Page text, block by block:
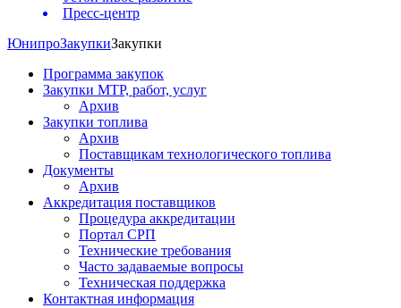
Пресс-центр
ЮнипроЗакупкиЗакупки
Программа закупок
Закупки МТР, работ, услуг
Архив
Закупки топлива
Архив
Поставщикам технологического топлива
Документы
Архив
Аккредитация поставщиков
Процедура аккредитации
Портал СРП
Технические требования
Часто задаваемые вопросы
Техническая поддержка
Контактная информация